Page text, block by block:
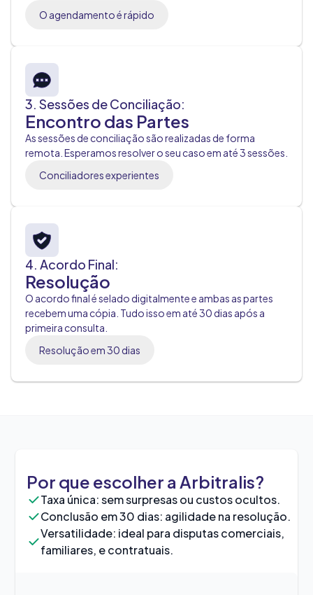
O agendamento é rápido
3. Sessões de Conciliação:
Encontro das Partes
As sessões de conciliação são realizadas de forma
remota. Esperamos resolver o seu caso em até 3 sessões.
Conciliadores experientes
4. Acordo Final:
Resolução
O acordo final é selado digitalmente e ambas as partes
recebem uma cópia. Tudo isso em até 30 dias após a
primeira consulta.
Resolução em 30 dias
Por que escolher a Arbitralis?
Taxa única: sem surpresas ou custos ocultos.
Conclusão em 30 dias: agilidade na resolução.
Versatilidade: ideal para disputas comerciais,
familiares, e contratuais.